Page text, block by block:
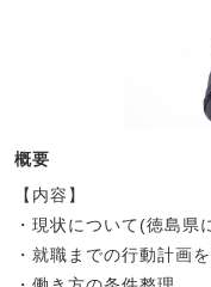
概要
【内容】
・現状について(徳島県
・就職までの行動計画